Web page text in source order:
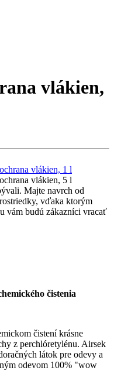
vlákien,
vlákien, 1 l
vlákien, 5 l
Majte navrch od
vďaka ktorým
vám budú zákazníci vracať
čistenia
čistení krásne
z perchlóretylénu. Airsek
látok pre odevy a
odevom 100% "wow